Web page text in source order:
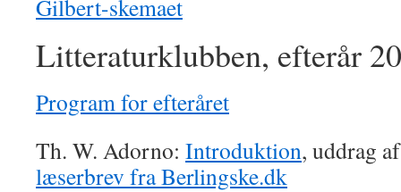
Gilbert-skemaet
Litteraturklubben, efterår
Program for efteråret
Th. W. Adorno: Introduktion, uddrag
læserbrev fra Berlingske.dk